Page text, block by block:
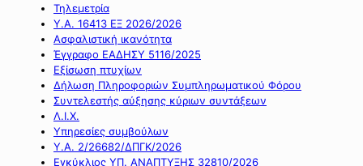
Τηλεμετρία
Υ.Α. 16413 ΕΞ 2026/2026
Ασφαλιστική ικανότητα
Έγγραφο ΕΑΔΗΣΥ 5116/2025
Εξίσωση πτυχίων
Δήλωση Πληροφοριών Συμπληρωματικού Φόρου
Συντελεστής αύξησης κύριων συντάξεων
Λ.Ι.Χ.
Υπηρεσίες συμβούλων
Υ.Α. 2/26682/ΔΠΓΚ/2026
Εγκύκλιος ΥΠ. ΑΝΑΠΤΥΞΗΣ 32810/2026